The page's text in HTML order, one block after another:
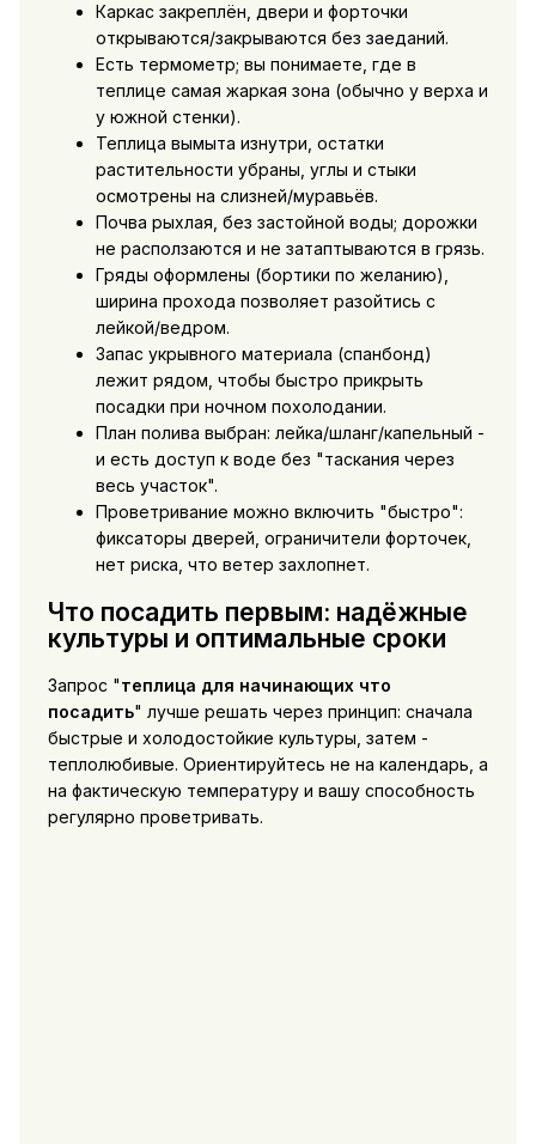
Каркас закреплён, двери и форточки
открываются/закрываются без заеданий.
Есть термометр; вы понимаете, где в
теплице самая жаркая зона (обычно у верха и
у южной стенки).
Теплица вымыта изнутри, остатки
растительности убраны, углы и стыки
осмотрены на слизней/муравьёв.
Почва рыхлая, без застойной воды; дорожки
не расползаются и не затаптываются в грязь.
Гряды оформлены (бортики по желанию),
ширина прохода позволяет разойтись с
лейкой/ведром.
Запас укрывного материала (спанбонд)
лежит рядом, чтобы быстро прикрыть
посадки при ночном похолодании.
План полива выбран: лейка/шланг/капельный -
и есть доступ к воде без "таскания через
весь участок".
Проветривание можно включить "быстро":
фиксаторы дверей, ограничители форточек,
нет риска, что ветер захлопнет.
Что посадить первым: надёжные
культуры и оптимальные сроки
Запрос "теплица для начинающих что
посадить" лучше решать через принцип: сначала
быстрые и холодостойкие культуры, затем -
теплолюбивые. Ориентируйтесь не на календарь, а
на фактическую температуру и вашу способность
регулярно проветривать.